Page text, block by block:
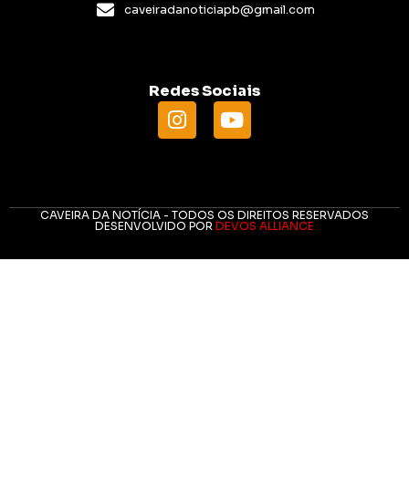
caveiradanoticiapb@gmail.com
Redes Sociais
CAVEIRA DA NOTÍCIA - TODOS OS DIREITOS RESERVADOS
DESENVOLVIDO POR DEVOS ALLIANCE